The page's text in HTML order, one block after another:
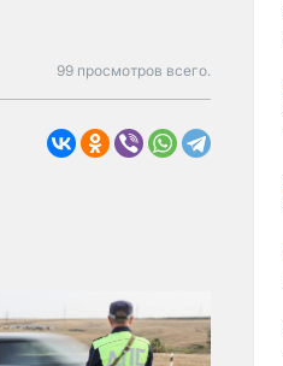
99 просмотров всего.